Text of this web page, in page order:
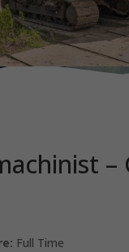
–
Full Time